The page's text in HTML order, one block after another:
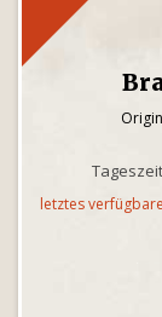
letztes